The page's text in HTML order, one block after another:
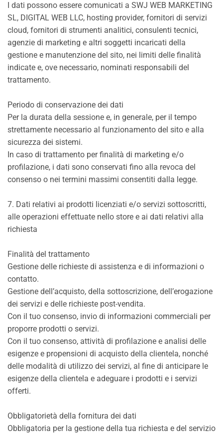
I dati possono essere comunicati a SWJ WEB MARKETING
SL, DIGITAL WEB LLC, hosting provider, fornitori di servizi
cloud, fornitori di strumenti analitici, consulenti tecnici,
agenzie di marketing e altri soggetti incaricati della
gestione e manutenzione del sito, nei limiti delle finalità
indicate e, ove necessario, nominati responsabili del
trattamento.
Periodo di conservazione dei dati
Per la durata della sessione e, in generale, per il tempo
strettamente necessario al funzionamento del sito e alla
sicurezza dei sistemi.
In caso di trattamento per finalità di marketing e/o
profilazione, i dati sono conservati fino alla revoca del
consenso o nei termini massimi consentiti dalla legge.
7. Dati relativi ai prodotti licenziati e/o servizi sottoscritti,
alle operazioni effettuate nello store e ai dati relativi alla
richiesta
Finalità del trattamento
Gestione delle richieste di assistenza e di informazioni o
contatto.
Gestione dell’acquisto, della sottoscrizione, dell’erogazione
dei servizi e delle richieste post-vendita.
Con il tuo consenso, invio di informazioni commerciali per
proporre prodotti o servizi.
Con il tuo consenso, attività di profilazione e analisi delle
esigenze e propensioni di acquisto della clientela, nonché
delle modalità di utilizzo dei servizi, al fine di anticipare le
esigenze della clientela e adeguare i prodotti e i servizi
offerti.
Obbligatorietà della fornitura dei dati
Obbligatoria per la gestione della tua richiesta e del servizio